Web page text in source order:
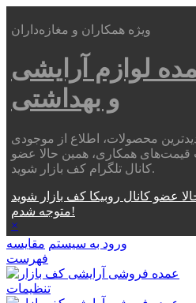
ویژه همکاران و مغازه‌داران
لوازم آرایشی
و بهداشتی
محصولات، اطلاع از موجودی
همکاری، همین حالا عضو
کانال تلگرام کف بازار شوید.
عضو کانال روبیکا کف بازار شوید
متوجه شدم!
×
ورود به سیستم مقایسه
فهرست
تنظیمات